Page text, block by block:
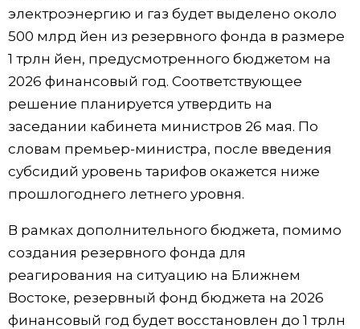
электроэнергию и газ будет выделено около
500 млрд йен из резервного фонда в размере
1 трлн йен, предусмотренного бюджетом на
2026 финансовый год. Соответствующее
решение планируется утвердить на
заседании кабинета министров 26 мая. По
словам премьер-министра, после введения
субсидий уровень тарифов окажется ниже
прошлогоднего летнего уровня.
В рамках дополнительного бюджета, помимо
создания резервного фонда для
реагирования на ситуацию на Ближнем
Востоке, резервный фонд бюджета на 2026
финансовый год будет восстановлен до 1 трлн